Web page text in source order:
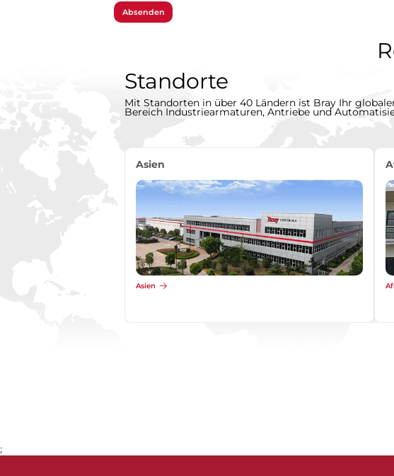
Absenden
Standorte
Mit Standorten in über 40 Ländern ist Bray Ihr
Bereich Industriearmaturen, Antriebe und
Asien
Asien
;